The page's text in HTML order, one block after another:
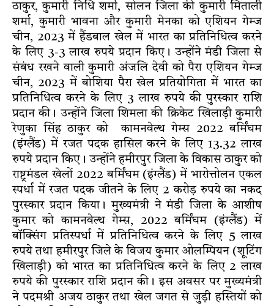
ठाकुर, कुमारी निधि शर्मा, सोलन जिला की कुमारी मिताली
शर्मा, कुमारी भावना और कुमारी मेनका को एशियन गेम्ज
चीन, 2023 में हैंडबाल खेल में भारत का प्रतिनिधित्व करने
के लिए 3-3 लाख रुपये प्रदान किए। उन्होंने मंडी जिला से
संबंध रखने वाली कुमारी अंजलि देवी को पैरा एशियन गेम्ज
चीन, 2023 में बोशिया पैरा खेल प्रतियोगिता में भारत का
प्रतिनिधित्व करने के लिए 3 लाख रुपये की पुरस्कार राशि
प्रदान की। उन्होंने जिला शिमला की क्रिकेट खिलाड़ी कुमारी
रेणुका सिंह ठाकुर को कामनवेल्थ गेम्स 2022 बर्मिंघम
(इंग्लैंड) में रजत पदक हासिल करने के लिए 13.32 लाख
रुपये प्रदान किए। उन्होंने हमीरपुर जिला के विकास ठाकुर को
राष्ट्रमंडल खेलों 2022 बर्मिंघम (इंग्लैंड) में भारोत्तोलन एकल
स्पर्धा में रजत पदक जीतने के लिए 2 करोड़ रुपये का नकद
पुरस्कार प्रदान किया। मुख्यमंत्री ने मंडी जिला के आशीष
कुमार को कामनवेल्थ गेम्स, 2022 बर्मिंघम (इंग्लैंड) में
बॉक्सिंग प्रतिस्पर्धा में प्रतिनिधित्व करने के लिए 5 लाख
रुपये तथा हमीरपुर जिले के विजय कुमार ओलम्पियन (शूटिंग
खिलाड़ी) को भारत का प्रतिनिधित्व करने के लिए 2 लाख
रुपये की पुरस्कार राशि प्रदान की। इस अवसर पर मुख्यमंत्री
ने पदमश्री अजय ठाकुर तथा खेल जगत से जुड़ी हस्तियों को